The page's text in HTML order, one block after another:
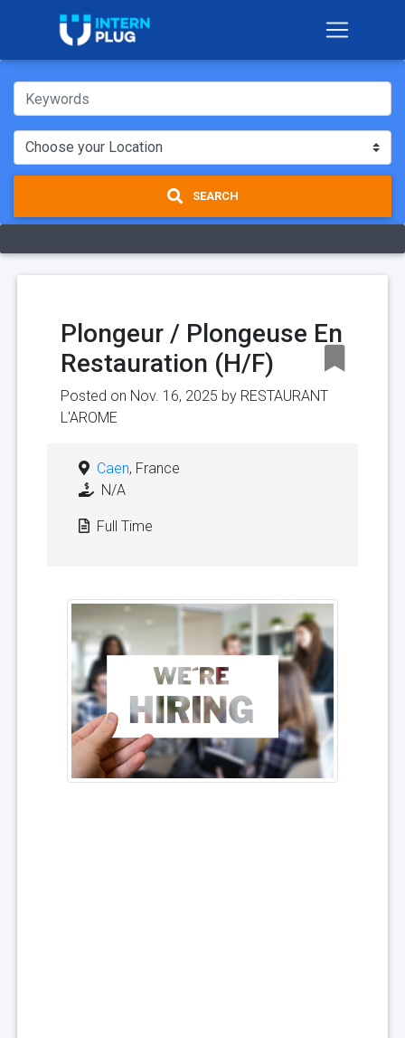
SEARCH
Plongeur / Plongeuse En
Restauration (H/F)
Posted on Nov. 16, 2025 by RESTAURANT
L'AROME
Caen, France
N/A
Full Time